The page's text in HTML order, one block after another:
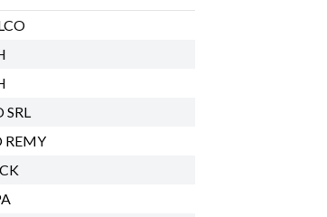
SRL
REMY